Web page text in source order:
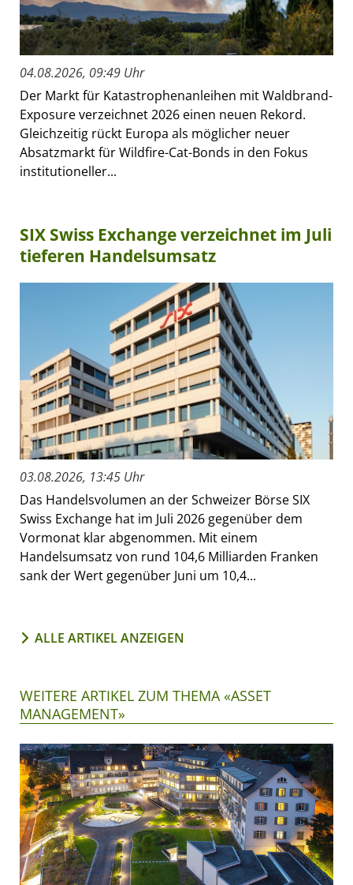
04.08.2026, 09:49 Uhr
Der Markt für Katastrophenanleihen mit Waldbrand-
Exposure verzeichnet 2026 einen neuen Rekord.
Gleichzeitig rückt Europa als möglicher neuer
Absatzmarkt für Wildfire-Cat-Bonds in den Fokus
institutioneller...
SIX Swiss Exchange verzeichnet im Juli
tieferen Handelsumsatz
03.08.2026, 13:45 Uhr
Das Handelsvolumen an der Schweizer Börse SIX
Swiss Exchange hat im Juli 2026 gegenüber dem
Vormonat klar abgenommen. Mit einem
Handelsumsatz von rund 104,6 Milliarden Franken
sank der Wert gegenüber Juni um 10,4...
ALLE ARTIKEL ANZEIGEN
WEITERE ARTIKEL ZUM THEMA «ASSET
MANAGEMENT»